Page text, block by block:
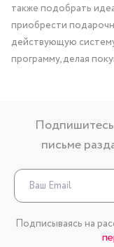
также подобрать
приобрести
действующую
программу, делая
письме
Подписываясь на